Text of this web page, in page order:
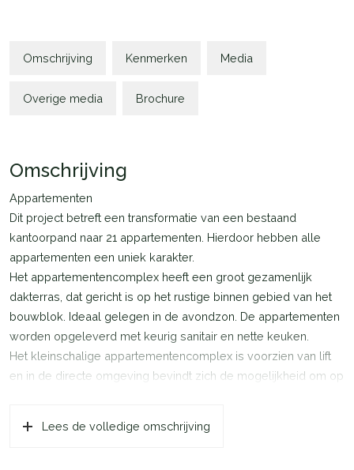
Omschrijving Kenmerken Media
Overige media Brochure
Omschrijving
Appartementen
Dit project betreft een transformatie van een bestaand
kantoorpand naar 21 appartementen. Hierdoor hebben alle
appartementen een uniek karakter.
Het appartementencomplex heeft een groot gezamenlijk
dakterras, dat gericht is op het rustige binnen gebied van het
bouwblok. Ideaal gelegen in de avondzon. De appartementen
worden opgeleverd met keurig sanitair en nette keuken.
Het kleinschalige appartementencomplex is voorzien van lift
en in de directe omgeving bevindt zich de mogelijkheid om op
Lees de volledige omschrijving